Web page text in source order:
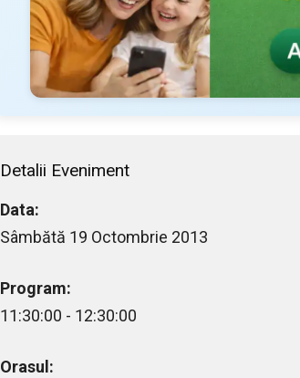
Detalii Eveniment
Data:
Sâmbătă 19 Octombrie 2013
Program:
11:30:00 - 12:30:00
Orasul: